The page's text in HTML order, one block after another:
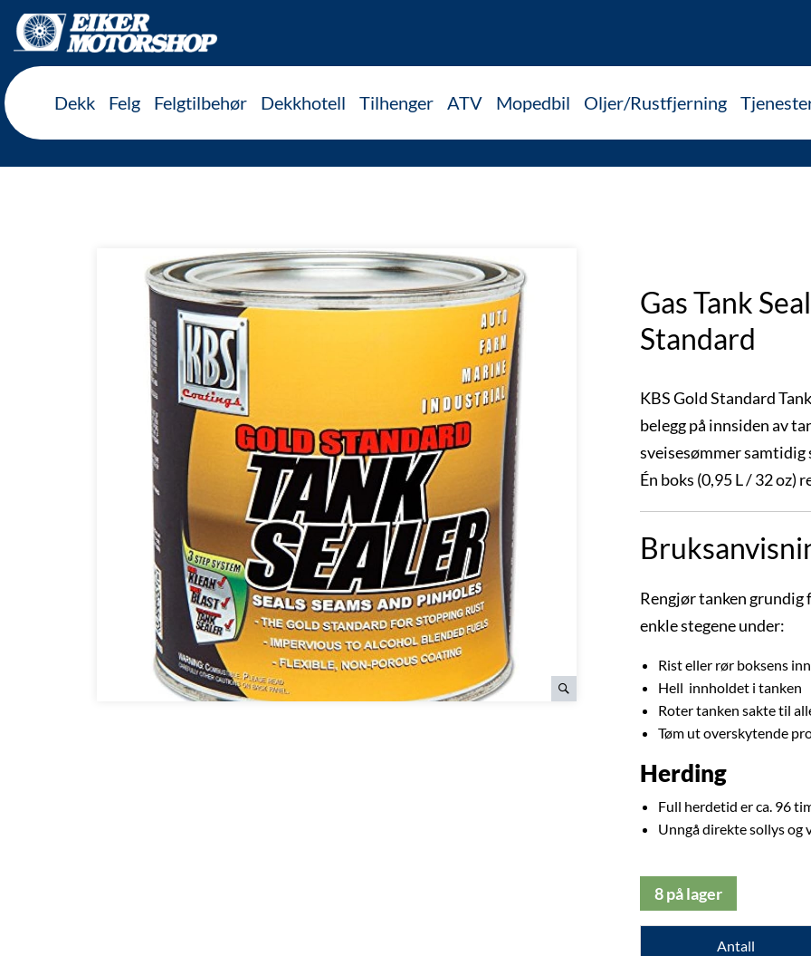
Dekk Felg Felgtilbehør Dekkhotell Tilhenger ATV Mopedbil Oljer/Rustfjerning
Gas Tank
Standard
KBS Gold Standard
belegg på innsiden av
sveisesømmer
Én boks (0,95 L / 32 oz)
Rengjør tanken grundig
enkle stegene under:
Rist eller rør boksens
Hell innholdet i tanken
Roter tanken sakte til
Tøm ut overskytende
Herding
Full herdetid er ca. 96
Unngå direkte sollys og
8 på lager
Antall
Inkl. mva